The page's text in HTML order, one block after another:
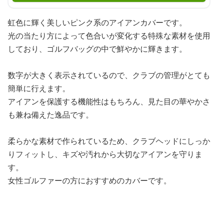
虹色に輝く美しいピンク系のアイアンカバーです。
光の当たり方によって色合いが変化する特殊な素材を使用
しており、ゴルフバッグの中で鮮やかに輝きます。
数字が大きく表示されているので、クラブの管理がとても
簡単に行えます。
アイアンを保護する機能性はもちろん、見た目の華やかさ
も兼ね備えた逸品です。
柔らかな素材で作られているため、クラブヘッドにしっか
りフィットし、キズや汚れから大切なアイアンを守りま
す。
女性ゴルファーの方におすすめのカバーです。